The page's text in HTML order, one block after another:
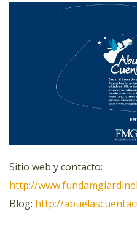
Sitio web y contacto:
http://
Blog: http://